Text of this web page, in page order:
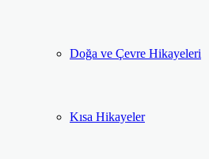
Doğa ve Çevre Hikayeleri
Kısa Hikayeler